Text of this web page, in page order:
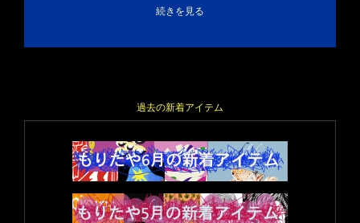
続きを見る
過去の新着アイテム